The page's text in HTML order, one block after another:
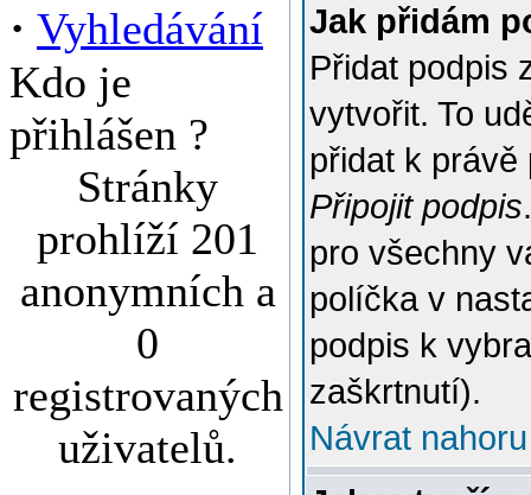
· Vyhledávání
Kdo je
přihlášen ?
Stránky
prohlíží 201
anonymních a
0
registrovaných
uživatelů.
Jak přidám
Přidat podpis
vytvořit. To
přidat k
Připojit podpis
pro všechny
políčka v
podpis k
zaškrtnutí).
Návrat nahoru